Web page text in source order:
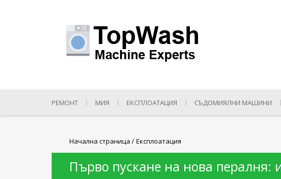
РЕМОНТ МИЯ ЕКСПЛОАТАЦИЯ СЪДОМИЯЛНИ МАШИНИ
Начална страница / Експлоатация
Първо пускане на нова пералня: